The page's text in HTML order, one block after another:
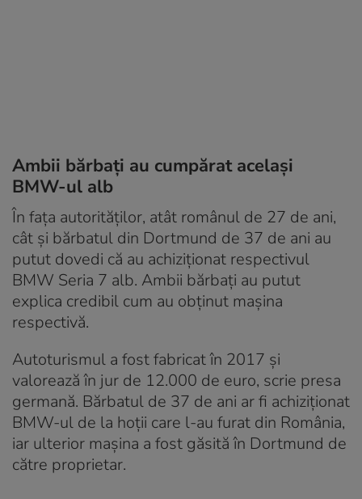
Ambii bărbați au cumpărat același
BMW-ul alb
În fața autorităților, atât românul de 27 de ani,
cât și bărbatul din Dortmund de 37 de ani au
putut dovedi că au achiziționat respectivul
BMW Seria 7 alb. Ambii bărbați au putut
explica credibil cum au obținut mașina
respectivă.
Autoturismul a fost fabricat în 2017 și
valorează în jur de 12.000 de euro, scrie presa
germană. Bărbatul de 37 de ani ar fi achiziționat
BMW-ul de la hoții care l-au furat din România,
iar ulterior mașina a fost găsită în Dortmund de
către proprietar.